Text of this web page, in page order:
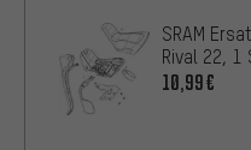
SRAM
Rival 22, 1
10,99€